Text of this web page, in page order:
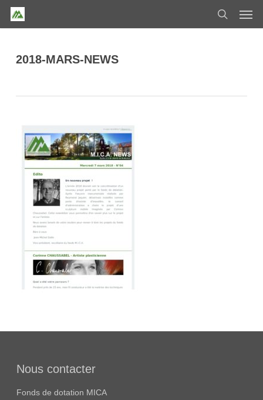
Skip
search
2018-MARS-NEWS
Nous contacter
Fonds de dotation MICA